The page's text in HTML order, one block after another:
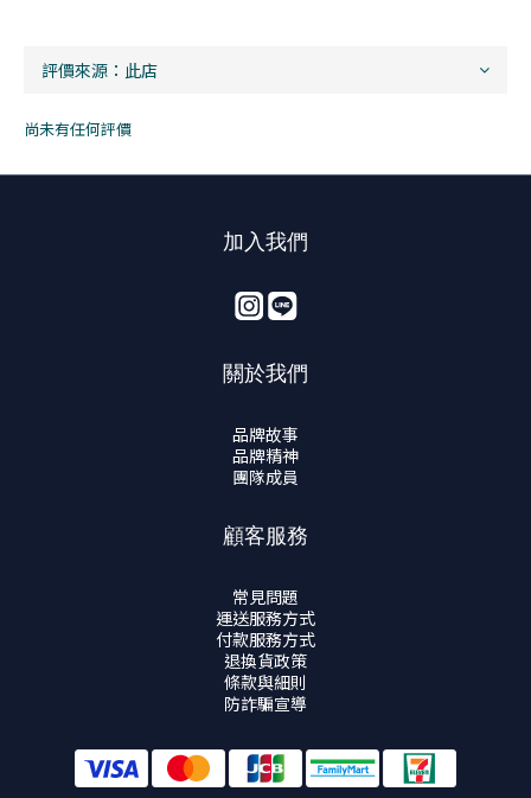
尚未有任何評價
加入我們
關於我們
品牌故事
品牌精神
團隊成員
顧客服務
常見問題
運送服務方式
付款服務方式
退換貨政策
條款與細則
防詐騙宣導